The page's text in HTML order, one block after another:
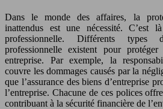
Dans le monde des affaires, la
inattendus est une nécessité. C’est là
professionnelle. Différents types
professionnelle existent pour
entreprise. Par exemple, la
couvre les dommages causés par la
que l’assurance des biens d’entreprise
l’entreprise. Chacune de ces polices
contribuant à la sécurité financière de